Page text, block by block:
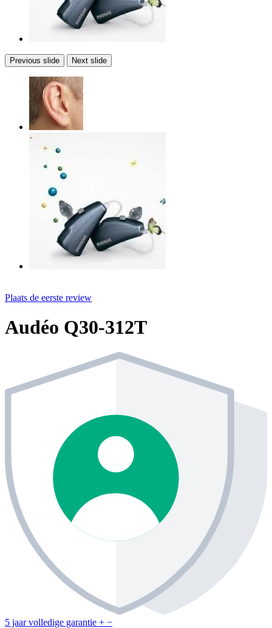
Previous slide Next slide
Plaats de eerste review
Audéo Q30-312T
5 jaar volledige garantie + −